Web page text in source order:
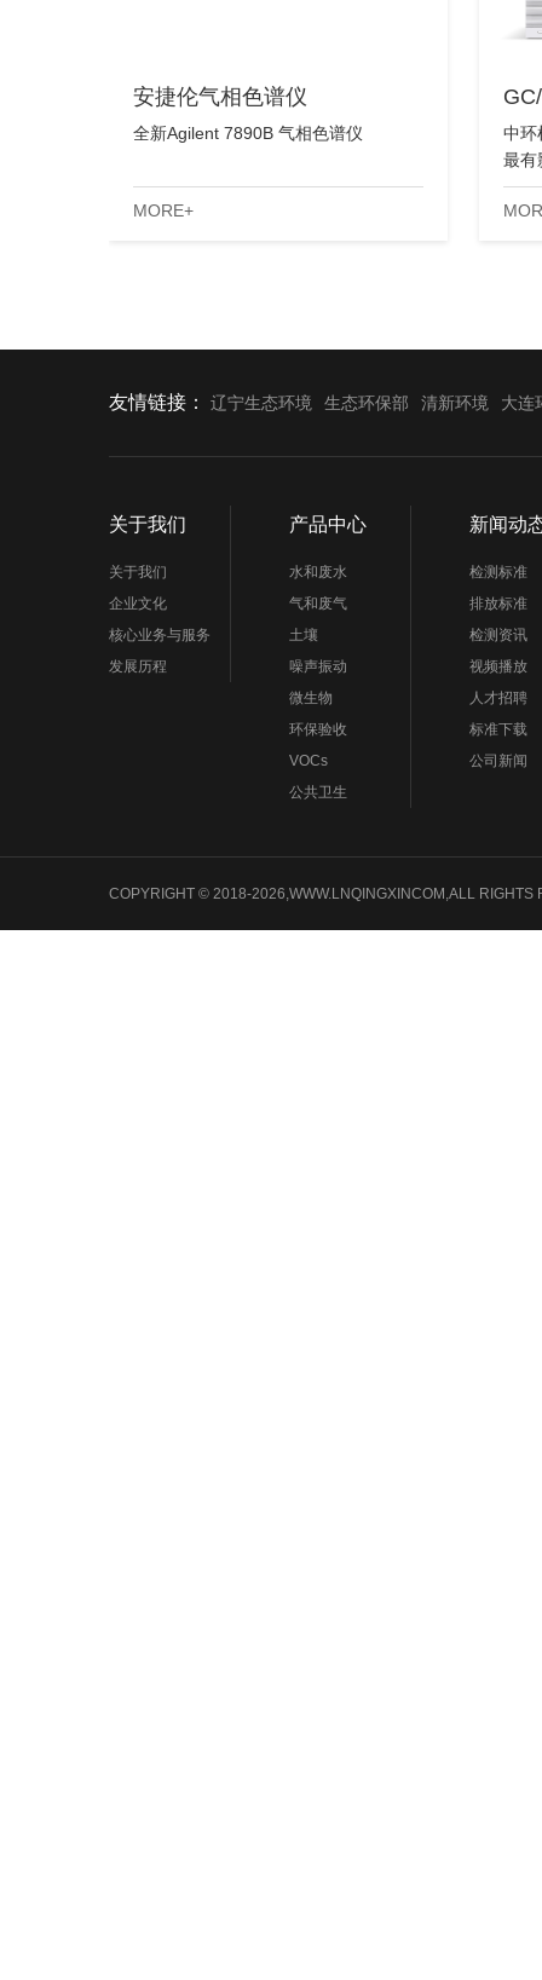
安捷伦气相色谱仪
全新Agilent 7890B 气相色谱仪
MORE+
中环
最有
的稳
友情链接： 辽宁生态环境 生态环保部 清新环境 大连
关于我们
关于我们
企业文化
核心业务与服务
发展历程
产品中心
水和废水
气和废气
土壤
噪声振动
微生物
环保验收
VOCs
公共卫生
新闻动
检测标准
排放标准
检测资讯
视频播放
人才招聘
标准下载
公司新闻
COPYRIGHT © 2018-2026,WWW.LNQINGXINCOM,ALL